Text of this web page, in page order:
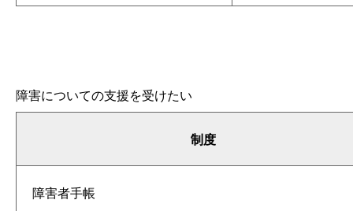
障害についての支援を受けたい
制度
障害者手帳